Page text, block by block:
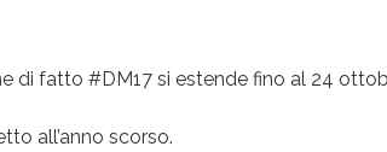
di fatto #DM17 si estende fino al 24
all’anno scorso.